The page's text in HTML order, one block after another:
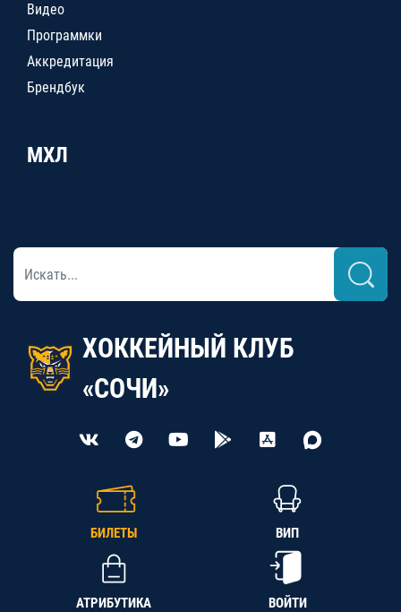
Видео
Программки
Аккредитация
Брендбук
МХЛ
ХОККЕЙНЫЙ КЛУБ
«СОЧИ»
БИЛЕТЫ ВИП
АТРИБУТИКА ВОЙТИ